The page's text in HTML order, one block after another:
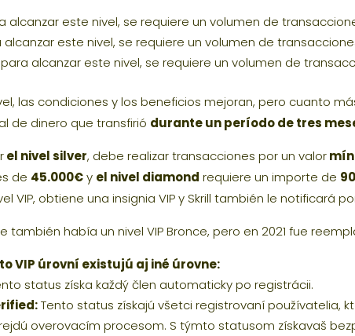
alcanzar este nivel, se requiere un volumen de
alcanzar este nivel, se requiere un volumen de
para alcanzar este nivel, se requiere un volumen de
las condiciones y los beneficios mejoran, pero cuanto
de dinero que transfirió durante un período de tres
el nivel silver, debe realizar transacciones por un valor
de 45.000€y el nivel diamond requiere un importe de
VIP, obtiene una insignia VIP y Skrill también le notificará
también había un nivel VIP Bronce, pero en 2021 fue
VIP úrovní existujú aj iné úrovne:
status získa každý člen automaticky po registrácii.
Tento status získajú všetci registrovaní používatelia,
overovacím procesom. S týmto statusom získavaš